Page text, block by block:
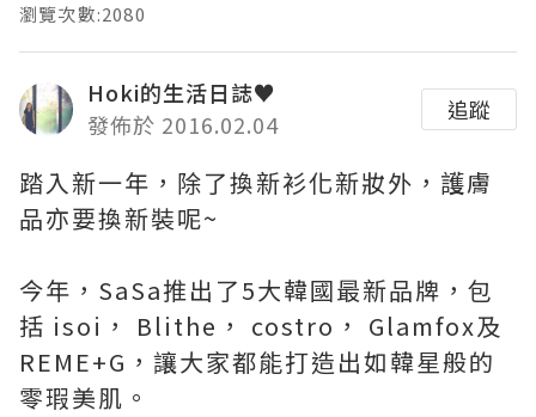
瀏覽次數:2080
Hoki的生活日誌♥
發佈於 2016.02.04
追蹤
踏入新一年，除了換新衫化新妝外， 護膚
品亦要換新裝呢~
今年，SaSa推出了5大韓國最新品牌，包
括 isoi ， Blithe ， costro ， Glamfox及
REME+G ，讓大家都能打造出如韓星般的
零瑕美肌。